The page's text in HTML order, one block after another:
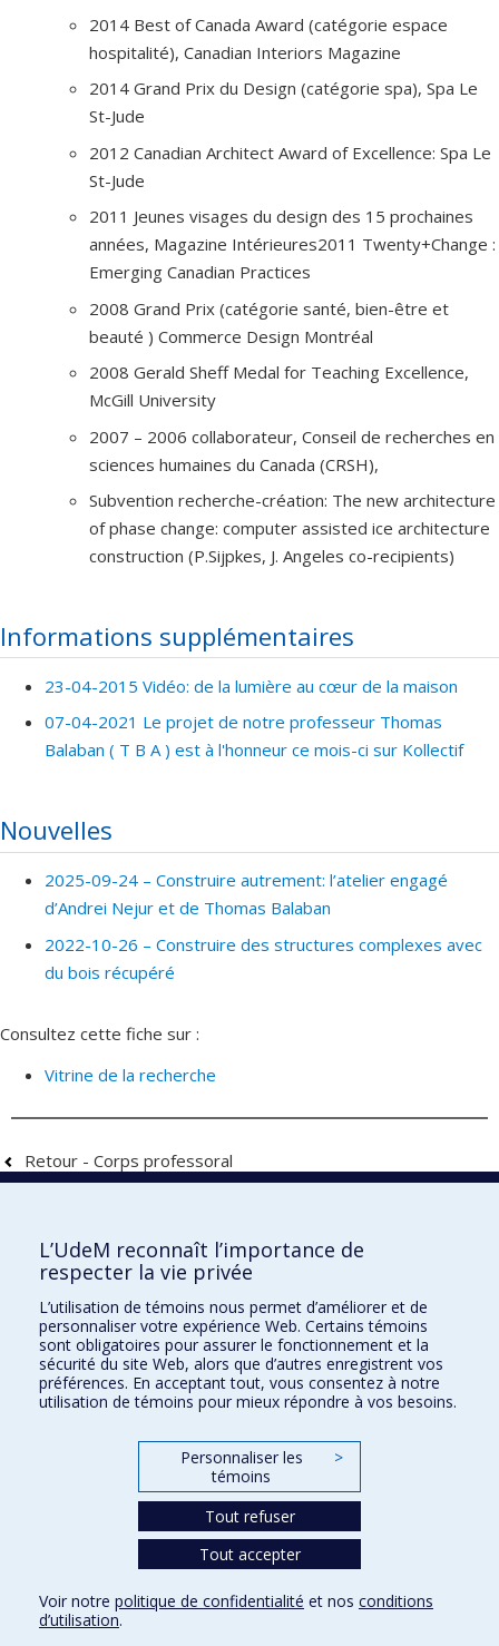
2014 Best of Canada Award (catégorie espace
hospitalité), Canadian Interiors Magazine
2014 Grand Prix du Design (catégorie spa), Spa Le
St-Jude
2012 Canadian Architect Award of Excellence: Spa Le
St-Jude
2011 Jeunes visages du design des 15 prochaines
années, Magazine Intérieures2011 Twenty+Change :
Emerging Canadian Practices
2008 Grand Prix (catégorie santé, bien-être et
beauté ) Commerce Design Montréal
2008 Gerald Sheff Medal for Teaching Excellence,
McGill University
2007 – 2006 collaborateur, Conseil de recherches en
sciences humaines du Canada (CRSH),
Subvention recherche-création: The new architecture
of phase change: computer assisted ice architecture
construction (P.Sijpkes, J. Angeles co-recipients)
Informations supplémentaires
23-04-2015 Vidéo: de la lumière au cœur de la maison
07-04-2021 Le projet de notre professeur Thomas
Balaban ( T B A ) est à l'honneur ce mois-ci sur Kollectif
Nouvelles
2025-09-24 – Construire autrement: l’atelier engagé
d’Andrei Nejur et de Thomas Balaban
2022-10-26 – Construire des structures complexes avec
du bois récupéré
Consultez cette fiche sur :
Vitrine de la recherche
Retour - Corps professoral
Faculté de l'aménagement
École d'architecture
École de design
École d'urbanisme et d'architecture de paysage
Conditions d’utilisation
L’UdeM reconnaît l’importance de
respecter la vie privée
L’utilisation de témoins nous permet d’améliorer et de
personnaliser votre expérience Web. Certains témoins
sont obligatoires pour assurer le fonctionnement et la
sécurité du site Web, alors que d’autres enregistrent vos
préférences. En acceptant tout, vous consentez à notre
utilisation de témoins pour mieux répondre à vos besoins.
Personnaliser les
témoins
>
Tout refuser
Tout accepter
Voir notre politique de confidentialité et nos conditions
d’utilisation.